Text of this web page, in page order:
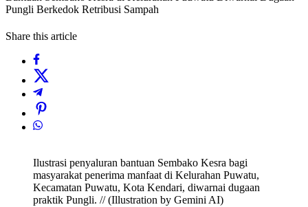
Pungli Berkedok Retribusi Sampah
Share this article
Ilustrasi penyaluran bantuan Sembako Kesra bagi
masyarakat penerima manfaat di Kelurahan Puwatu,
Kecamatan Puwatu, Kota Kendari, diwarnai dugaan
praktik Pungli. // (Illustration by Gemini AI)